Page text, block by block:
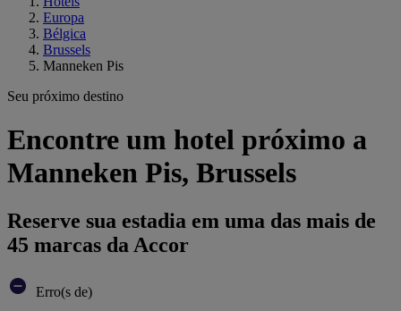
Europa
Bélgica
Brussels
Manneken Pis
Seu próximo destino
Encontre um hotel próximo a
Manneken Pis, Brussels
Reserve sua estadia em uma das mais de
45 marcas da Accor
Erro(s de)